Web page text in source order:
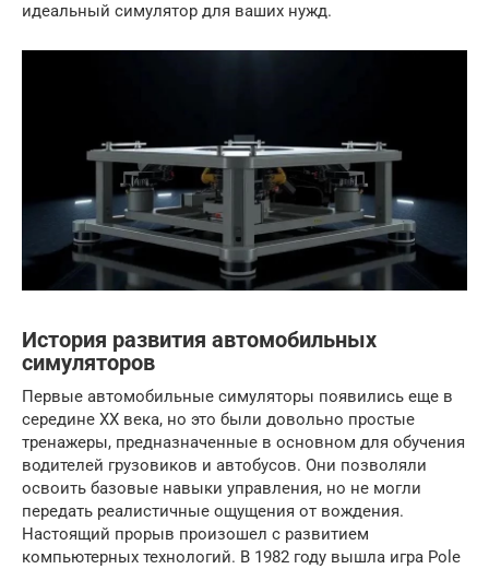
идеальный симулятор для ваших нужд.
История развития автомобильных
симуляторов
Первые автомобильные симуляторы появились еще в
середине XX века, но это были довольно простые
тренажеры, предназначенные в основном для обучения
водителей грузовиков и автобусов. Они позволяли
освоить базовые навыки управления, но не могли
передать реалистичные ощущения от вождения.
Настоящий прорыв произошел с развитием
компьютерных технологий. В 1982 году вышла игра Pole